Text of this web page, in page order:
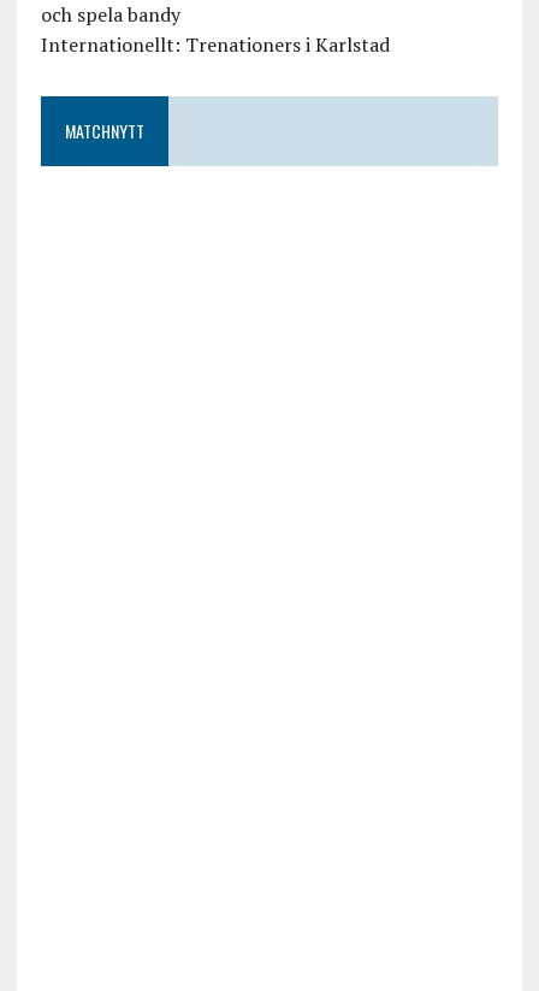
och spela bandy
Internationellt: Trenationers i Karlstad
MATCHNYTT